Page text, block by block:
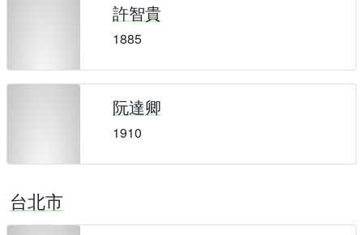
許智貴
1885
阮達卿
1910
台北市